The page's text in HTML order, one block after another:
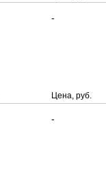
-
Цена, руб.
-